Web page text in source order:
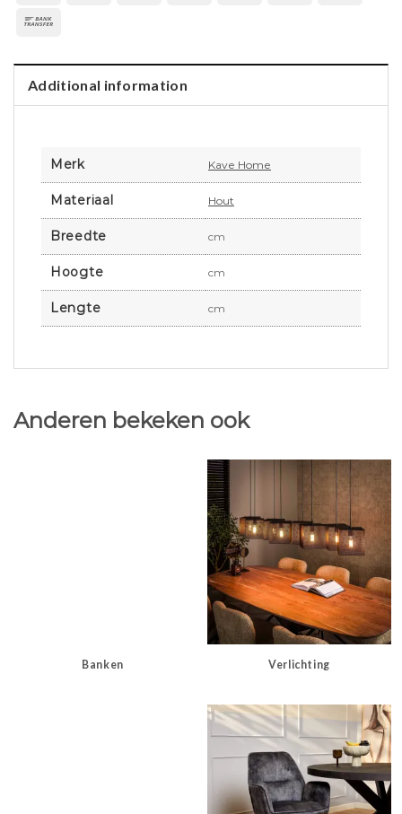
Additional information
Merk Kave Home
Materiaal Hout
Breedte cm
Hoogte cm
Lengte cm
Anderen bekeken ook
Banken Verlichting